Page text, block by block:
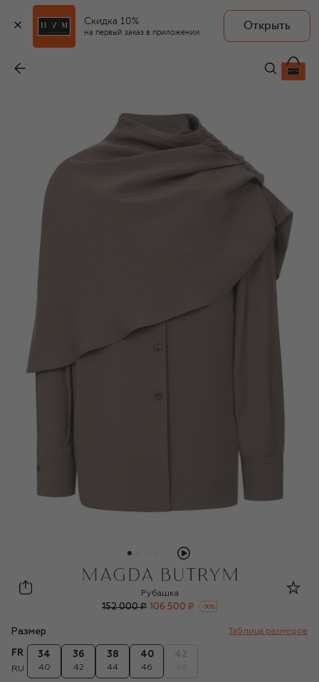
Скидка 10%
на первый заказ в приложении
Открыть
Magda Butrym
Рубашка
152 000 ₽ 106 500 ₽ -30%
Размер Таблица размеров
FR
RU
34
40
36
42
38
44
40
46